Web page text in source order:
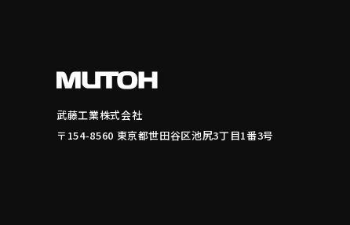
武藤工業株式会社
〒154-8560 東京都世田谷区池尻3丁目1番3号